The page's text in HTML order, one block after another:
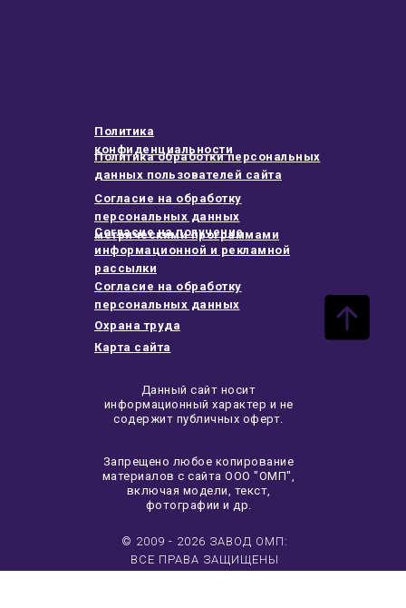
Данный сайт носит
информационный характер и не
содержит публичных оферт.
Запрещено любое копирование
материалов с сайта ООО "ОМП",
включая модели, текст,
фотографии и др.
© 2009 - 2026 ЗАВОД ОМП:
ВСЕ ПРАВА ЗАЩИЩЕНЫ
Политика
конфиденциальности
Политика обработки персональных
данных пользователей сайта
Согласие на обработку
персональных данных
метрическими программами
Согласие на получение
информационной и рекламной
рассылки
Охрана труда
Карта сайта
Согласие на обработку
персональных данных